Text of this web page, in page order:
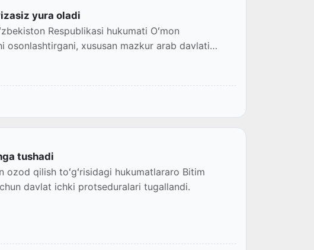
yura oladi
Respublikasi hukumati Oʻmon
xususan mazkur arab davlati
tushadi
ozod qilish toʻgʻrisidagi hukumatlararo Bitim
davlat ichki protseduralari tugallandi.